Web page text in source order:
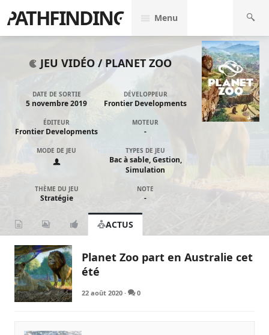
PATHFINDING Menu
JEU VIDÉO / PLANET ZOO
DATE DE SORTIE
5 novembre 2019
DÉVELOPPEUR
Frontier Developments
ÉDITEUR
Frontier Developments
MOTEUR
-
MODE DE JEU TYPES DE JEU
Bac à sable, Gestion,
Simulation
THÈME DU JEU
Stratégie
NOTE
-
ACTUS
Planet Zoo part en Australie cet
été
22 août 2020 · 0